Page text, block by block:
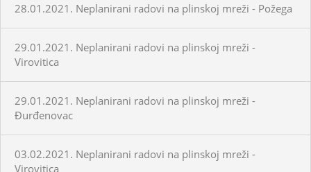
28.01.2021. Neplanirani radovi na plinskoj mreži - Požega
29.01.2021. Neplanirani radovi na plinskoj mreži -
Virovitica
29.01.2021. Neplanirani radovi na plinskoj mreži -
Đurđenovac
03.02.2021. Neplanirani radovi na plinskoj mreži -
Virovitica